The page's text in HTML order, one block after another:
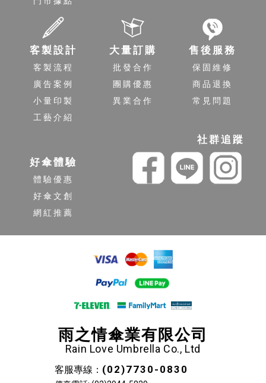
客製設計
客製流程
廣告案例
小量印製
工藝介紹
大量訂購
批發合作
團購優惠
異業合作
售後服務
保固維修
商品退換
常見問題
好傘體驗
體驗優惠
好傘文創
網紅推薦
社群追蹤
雨之情傘業有限公司
Rain Love Umbrella Co., Ltd
客服專線： (02)7730-0830